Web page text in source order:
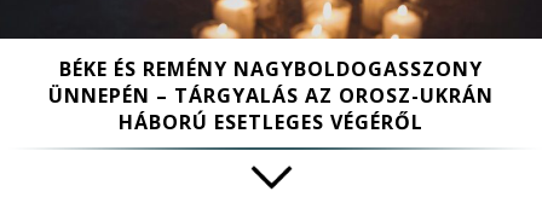
BÉKE ÉS REMÉNY NAGYBOLDOGASSZONY
ÜNNEPÉN – TÁRGYALÁS AZ OROSZ-UKRÁN
HÁBORÚ ESETLEGES VÉGÉRŐL